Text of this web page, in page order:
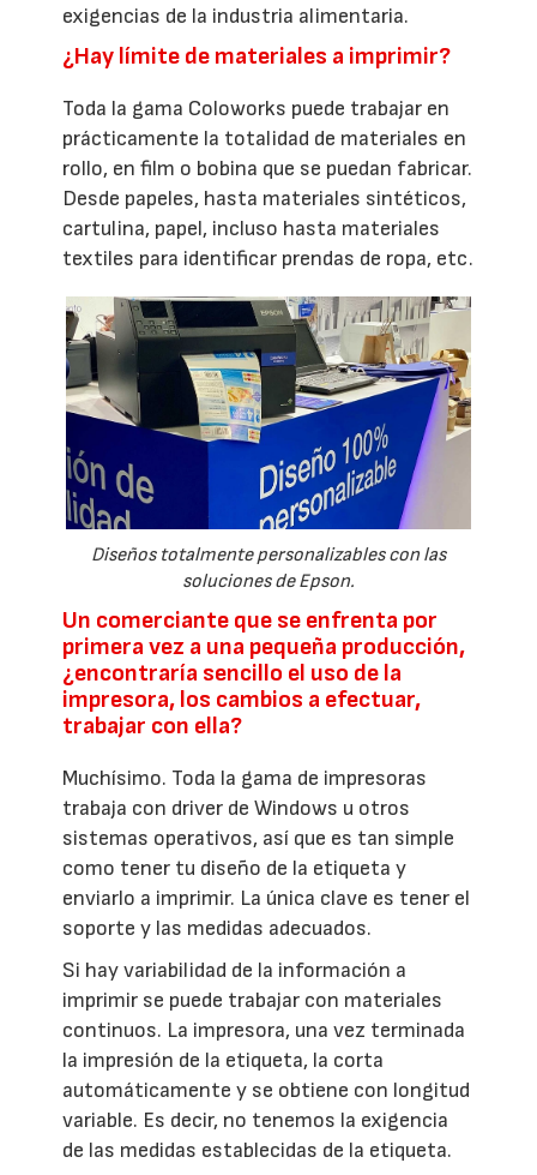
exigencias de la industria alimentaria.
¿Hay límite de materiales a imprimir?
Toda la gama Coloworks puede trabajar en
prácticamente la totalidad de materiales en
rollo, en film o bobina que se puedan fabricar.
Desde papeles, hasta materiales sintéticos,
cartulina, papel, incluso hasta materiales
textiles para identificar prendas de ropa, etc.
Diseños totalmente personalizables con las
soluciones de Epson.
Un comerciante que se enfrenta por
primera vez a una pequeña producción,
¿encontraría sencillo el uso de la
impresora, los cambios a efectuar,
trabajar con ella?
Muchísimo. Toda la gama de impresoras
trabaja con driver de Windows u otros
sistemas operativos, así que es tan simple
como tener tu diseño de la etiqueta y
enviarlo a imprimir. La única clave es tener el
soporte y las medidas adecuados.
Si hay variabilidad de la información a
imprimir se puede trabajar con materiales
continuos. La impresora, una vez terminada
la impresión de la etiqueta, la corta
automáticamente y se obtiene con longitud
variable. Es decir, no tenemos la exigencia
de las medidas establecidas de la etiqueta.